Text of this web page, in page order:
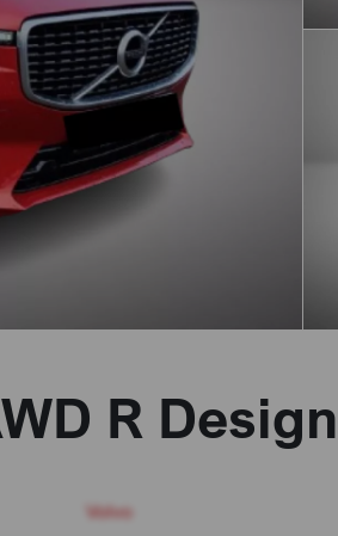
R Design
Volvo